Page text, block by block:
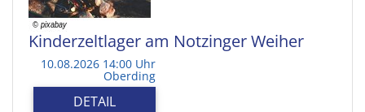
Kinderzeltlager am Notzinger Weiher
10.08.2026 14:00 Uhr
Oberding
DETAIL